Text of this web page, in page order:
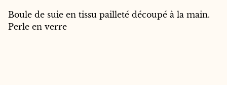
Boule de suie en tissu pailleté découpé à la main.
Perle en verre